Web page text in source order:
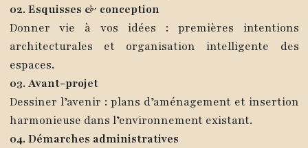
02. Esquisses & conception
Donner vie à vos idées : premières intentions
architecturales et organisation intelligente des
espaces.
03. Avant-projet
Dessiner l’avenir : plans d’aménagement et insertion
harmonieuse dans l’environnement existant.
04. Démarches administratives